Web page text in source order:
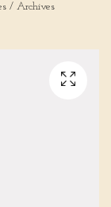
/ Archives